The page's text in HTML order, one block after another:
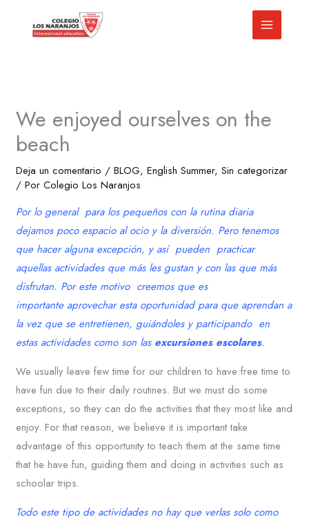
We enjoyed ourselves on the
beach
Deja un comentario /BLOG,English Summer,Sin categorizar
/ PorColegio Los Naranjos
Por lo general para los pequeños con la rutina diaria
dejamos poco espacio al ocio y la diversión. Pero tenemos
que hacer alguna excepción, y así pueden practicar
aquellas actividades que más les gustan y con las que más
disfrutan. Por este motivo creemos que es
importante aprovechar esta oportunidad para que aprendan a
la vez que se entretienen, guiándoles y participando en
estas actividades como son las excursiones escolares.
We usually leave few time for our children to have free time to
have fun due to their daily routines. But we must do some
exceptions, so they can do the activities that they most like and
enjoy. For that reason, we believe it is important take
advantage of this opportunity to teach them at the same time
that he have fun, guiding them and doing in activities such as
schoolar trips.
Todo este tipo de actividades no hay que verlas solo como